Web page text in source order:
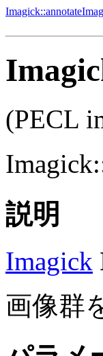
(PECL
説明
Imagick
画像群